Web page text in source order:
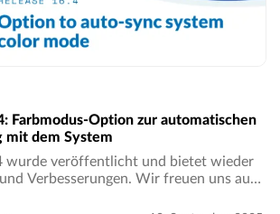
Farbmodus-Option zur automatischen
mit dem System
wurde veröffentlicht und bietet wieder
Verbesserungen. Wir freuen uns auf